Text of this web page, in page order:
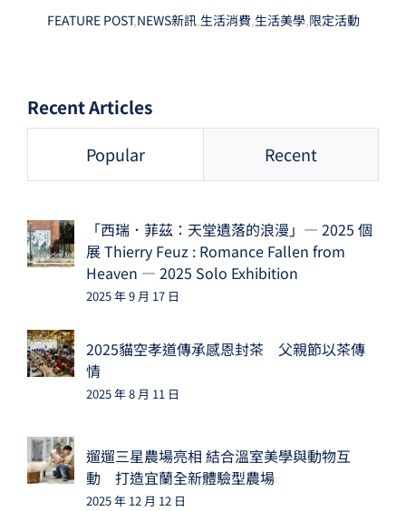
FEATURE POST,NEWS新訊,生活消費,生活美學,限定活動
Recent Articles
Popular Recent
「西瑞．菲茲：天堂遺落的浪漫」— 2025 個
展 Thierry Feuz : Romance Fallen from
Heaven — 2025 Solo Exhibition
2025 年 9 月 17 日
2025貓空孝道傳承感恩封茶 父親節以茶傳
情
2025 年 8 月 11 日
遛遛三星農場亮相 結合溫室美學與動物互
動 打造宜蘭全新體驗型農場
2025 年 12 月 12 日